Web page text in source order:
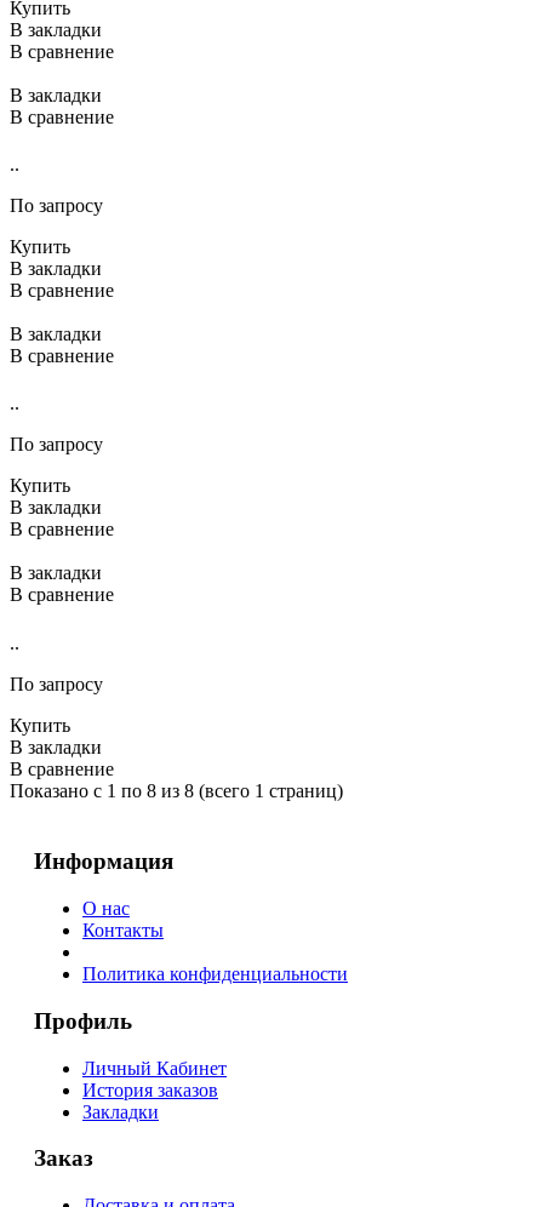
Купить
В закладки
В сравнение
В закладки
В сравнение
..
По запросу
Купить
В закладки
В сравнение
В закладки
В сравнение
..
По запросу
Купить
В закладки
В сравнение
В закладки
В сравнение
..
По запросу
Купить
В закладки
В сравнение
Показано с 1 по 8 из 8 (всего 1 страниц)
Информация
О нас
Контакты
Политика конфиденциальности
Профиль
Личный Кабинет
История заказов
Закладки
Заказ